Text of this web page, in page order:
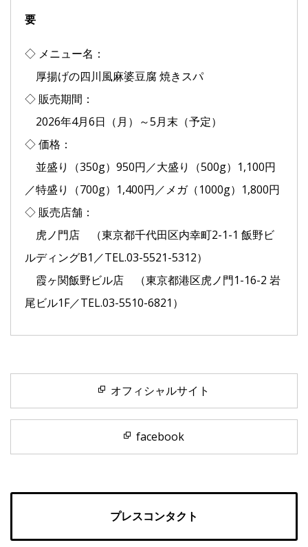
要
◇ メニュー名：
厚揚げの四川風麻婆豆腐 焼きスパ
◇ 販売期間：
2026年4月6日（月）～5月末（予定）
◇ 価格：
並盛り（350g）950円／大盛り（500g）1,100円
／特盛り（700g）1,400円／メガ（1000g）1,800円
◇ 販売店舗：
虎ノ門店 （東京都千代田区内幸町2-1-1 飯野ビ
ルディングB1／TEL.03-5521-5312）
霞ヶ関飯野ビル店 （東京都港区虎ノ門1-16-2 岩
尾ビル1F／TEL.03-5510-6821）
オフィシャルサイト
facebook
プレスコンタクト